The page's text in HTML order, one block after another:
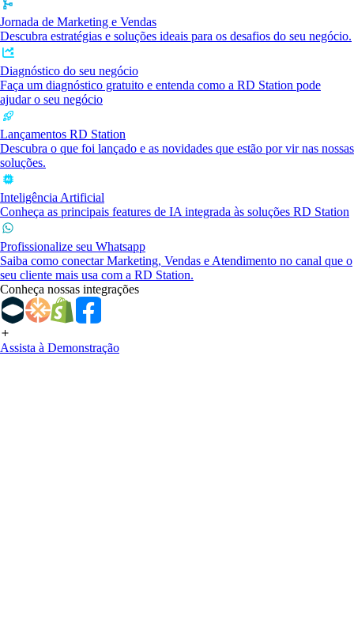
Jornada de Marketing e Vendas
Descubra estratégias e soluções ideais para os desafios do seu negócio.
Diagnóstico do seu negócio
Faça um diagnóstico gratuito e entenda como a RD Station pode
ajudar o seu negócio
Lançamentos RD Station
Descubra o que foi lançado e as novidades que estão por vir nas nossas
soluções.
Inteligência Artificial
Conheça as principais features de IA integrada às soluções RD Station
Profissionalize seu Whatsapp
Saiba como conectar Marketing, Vendas e Atendimento no canal que o
seu cliente mais usa com a RD Station.
Conheça nossas integrações
Assista à Demonstração